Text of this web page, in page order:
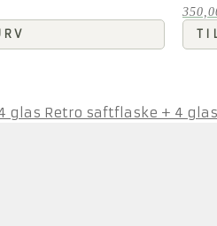
Retro saftflaske + 4 glas